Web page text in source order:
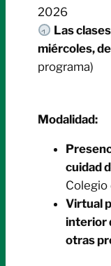
2026
Las
miércoles,
programa)
Modalidad:
cuidad
Colegio
Virtual
interior
otras